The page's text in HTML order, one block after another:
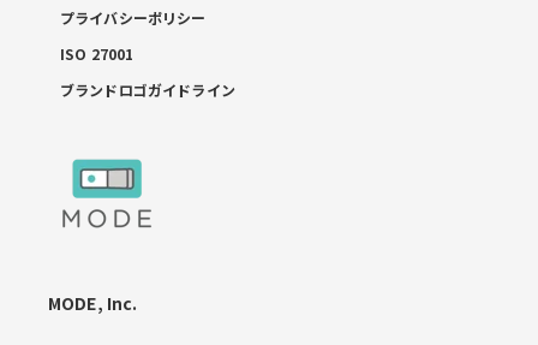
プライバシーポリシー
ISO 27001
ブランドロゴガイドライン
MODE, Inc.